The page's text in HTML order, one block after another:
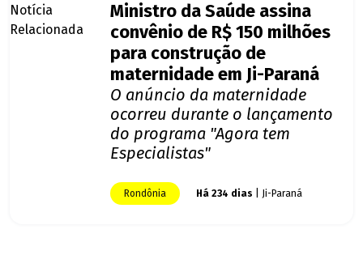
Ministro da Saúde assina
convênio de R$ 150 milhões
para construção de
maternidade em Ji-Paraná
O anúncio da maternidade
ocorreu durante o lançamento
do programa "Agora tem
Especialistas"
Rondônia Há 234 dias | Ji-Paraná